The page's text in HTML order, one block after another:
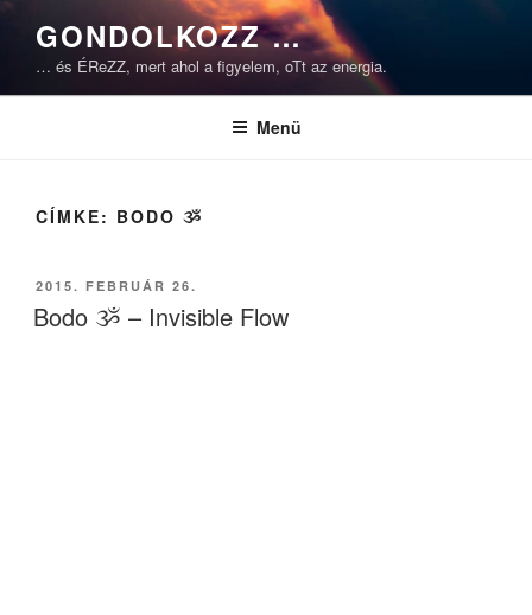
Tartalomhoz
GONDOLKOZZ …
… és ÉReZZ, mert ahol a figyelem, oTt az energia.
Menü
CÍMKE: BODO ૐ
BEKÜLDVE:
2015. FEBRUÁR 26.
Bodo ૐ – Invisible Flow